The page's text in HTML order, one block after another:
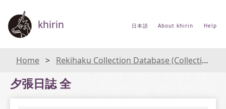
khirin 日本語 About khirin Help
Home Rekihaku Collection Database (Collections Database of the National Museum of Japanese History)
夕張日誌 全